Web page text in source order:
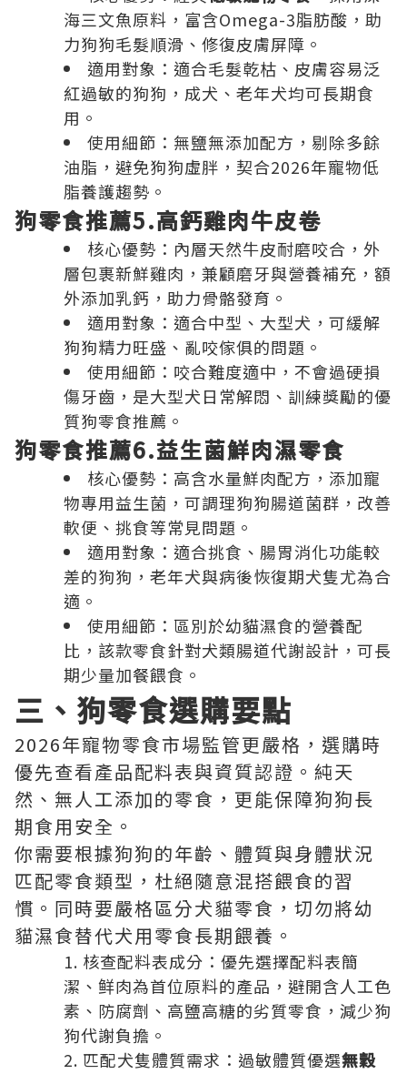
海三文魚原料，富含Omega-3脂肪酸，助
力狗狗毛髮順滑、修復皮膚屏障。
適用對象：適合毛髮乾枯、皮膚容易泛
紅過敏的狗狗，成犬、老年犬均可長期食
用。
使用細節：無鹽無添加配方，剔除多餘
油脂，避免狗狗虛胖，契合2026年寵物低
脂養護趨勢。
狗零食推薦5.高鈣雞肉牛皮卷
核心優勢：內層天然牛皮耐磨咬合，外
層包裹新鮮雞肉，兼顧磨牙與營養補充，額
外添加乳鈣，助力骨骼發育。
適用對象：適合中型、大型犬，可緩解
狗狗精力旺盛、亂咬傢俱的問題。
使用細節：咬合難度適中，不會過硬損
傷牙齒，是大型犬日常解悶、訓練獎勵的優
質狗零食推薦。
狗零食推薦6.益生菌鮮肉濕零食
核心優勢：高含水量鮮肉配方，添加寵
物專用益生菌，可調理狗狗腸道菌群，改善
軟便、挑食等常見問題。
適用對象：適合挑食、腸胃消化功能較
差的狗狗，老年犬與病後恢復期犬隻尤為合
適。
使用細節：區別於幼貓濕食的營養配
比，該款零食針對犬類腸道代謝設計，可長
期少量加餐餵食。
三、狗零食選購要點
2026年寵物零食市場監管更嚴格，選購時
優先查看產品配料表與資質認證。純天
然、無人工添加的零食，更能保障狗狗長
期食用安全。
你需要根據狗狗的年齡、體質與身體狀況
匹配零食類型，杜絕隨意混搭餵食的習
慣。同時要嚴格區分犬貓零食，切勿將幼
貓濕食替代犬用零食長期餵養。
核查配料表成分：優先選擇配料表簡
潔、鲜肉為首位原料的產品，避開含人工色
素、防腐劑、高鹽高糖的劣質零食，減少狗
狗代謝負擔。
匹配犬隻體質需求：過敏體質優選無穀